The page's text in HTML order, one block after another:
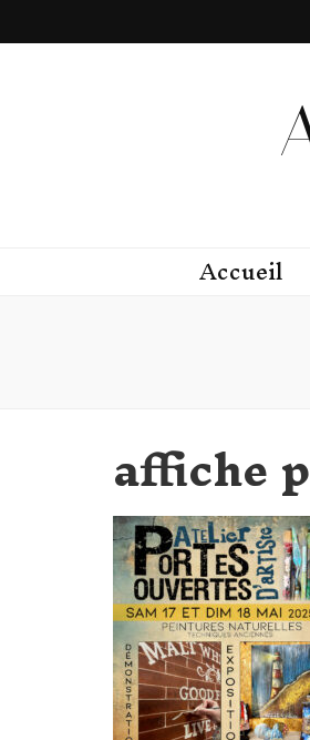
Accueil
affiche